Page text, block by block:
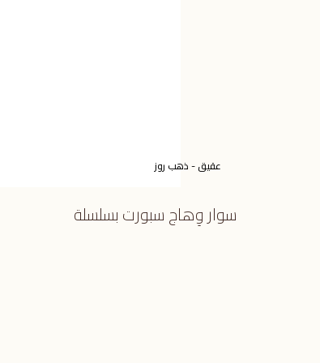
عقيق - ذهب روز
سوار وِهاج سبورت بسلسلة